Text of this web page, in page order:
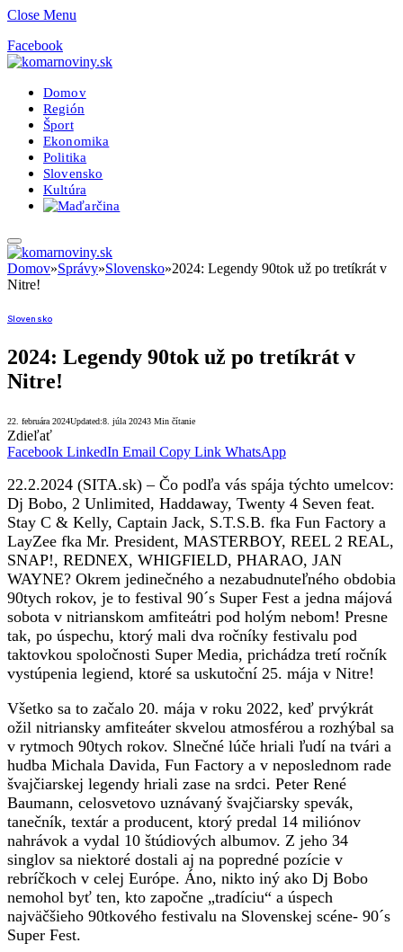
Close Menu
Facebook
Domov
Región
Šport
Ekonomika
Politika
Slovensko
Kultúra
Domov»Správy»Slovensko»2024: Legendy 90tok už po tretíkrát v
Nitre!
Slovensko
2024: Legendy 90tok už po tretíkrát v
Nitre!
22. februára 2024Updated:8. júla 20243 Min čítanie
Zdieľať
Facebook LinkedIn Email Copy Link WhatsApp
22.2.2024 (SITA.sk) – Čo podľa vás spája týchto umelcov:
Dj Bobo, 2 Unlimited, Haddaway, Twenty 4 Seven feat.
Stay C & Kelly, Captain Jack, S.T.S.B. fka Fun Factory a
LayZee fka Mr. President, MASTERBOY, REEL 2 REAL,
SNAP!, REDNEX, WHIGFIELD, PHARAO, JAN
WAYNE? Okrem jedinečného a nezabudnuteľného obdobia
90tych rokov, je to festival 90´s Super Fest a jedna májová
sobota v nitrianskom amfiteátri pod holým nebom! Presne
tak, po úspechu, ktorý mali dva ročníky festivalu pod
taktovkou spoločnosti Super Media, prichádza tretí ročník
vystúpenia legiend, ktoré sa uskutoční 25. mája v Nitre!
Všetko sa to začalo 20. mája v roku 2022, keď prvýkrát
ožil nitriansky amfiteáter skvelou atmosférou a rozhýbal sa
v rytmoch 90tych rokov. Slnečné lúče hriali ľudí na tvári a
hudba Michala Davida, Fun Factory a v neposlednom rade
švajčiarskej legendy hriali zase na srdci. Peter René
Baumann, celosvetovo uznávaný švajčiarsky spevák,
tanečník, textár a producent, ktorý predal 14 miliónov
nahrávok a vydal 10 štúdiových albumov. Z jeho 34
singlov sa niektoré dostali aj na popredné pozície v
rebríčkoch v celej Európe. Áno, nikto iný ako Dj Bobo
nemohol byť ten, kto započne „tradíciu“ a úspech
najväčšieho 90tkového festivalu na Slovenskej scéne- 90´s
Super Fest.